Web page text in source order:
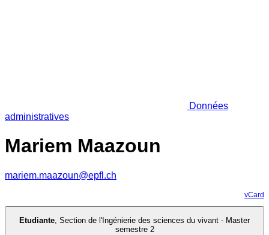
Données
administratives
Mariem Maazoun
mariem.maazoun@epfl.ch
vCard
Etudiante, Section de l'Ingénierie des sciences du vivant - Master
semestre 2